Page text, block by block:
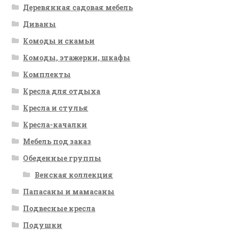
Деревянная садовая мебель
Диваны
Комоды и скамьи
Комоды, этажерки, шкафы
Комплекты
Кресла для отдыха
Кресла и стулья
Кресла-качалки
Мебель под заказ
Обеденные группы
Венская коллекция
Папасаны и мамасаны
Подвесные кресла
Подушки